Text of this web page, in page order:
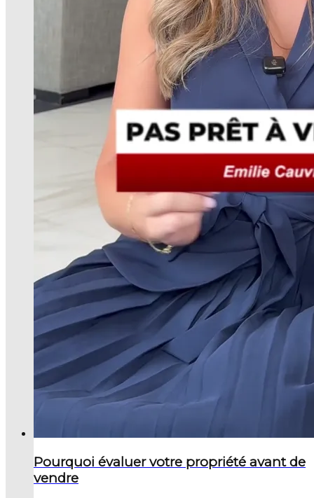
Pourquoi évaluer votre propriété avant de
vendre